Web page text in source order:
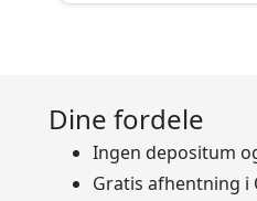
Dine fordele
Ingen depositum
Gratis afhentning i